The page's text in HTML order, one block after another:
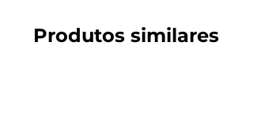
Produtos similares